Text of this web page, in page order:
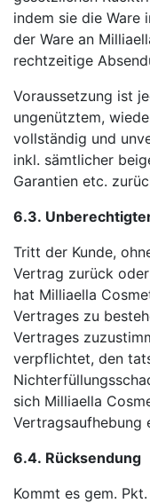
indem sie die Ware
der Ware an
rechtzeitige
Voraussetzung ist
ungenütztem,
vollständig und
inkl. sämtlicher
Garantien etc.
6.3.
Tritt der Kunde,
Vertrag zurück
hat Milliaella
Vertrages zu
Vertrages
verpflichtet, den
sich Milliaella
Vertragsaufhebung
6.4. Rücksendung
Kommt es gem.